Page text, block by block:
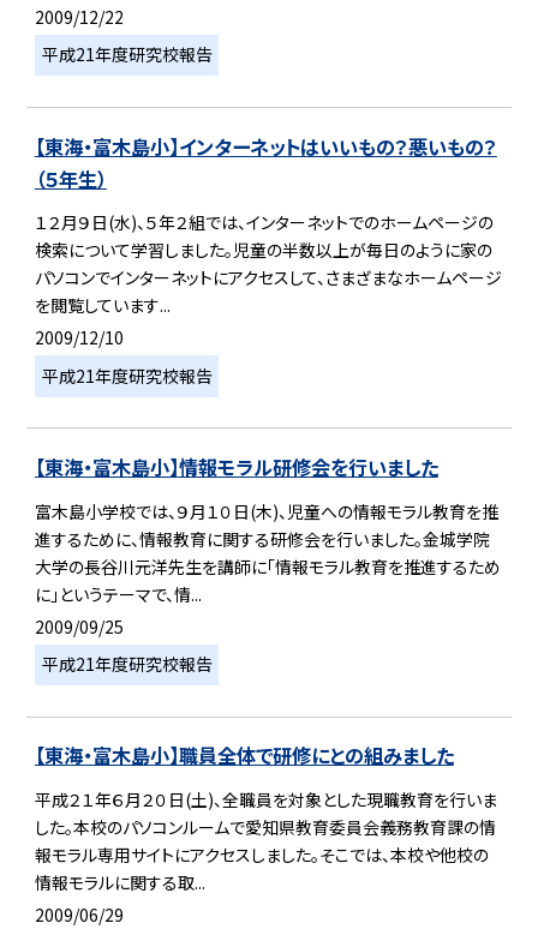
2009/12/22
平成21年度研究校報告
【東海・富木島小】インターネットはいいもの？悪いもの？
（５年生）
１２月９日(水)、５年２組では、インターネットでのホームページの
検索について学習しました。児童の半数以上が毎日のように家の
パソコンでインターネットにアクセスして、さまざまなホームページ
を閲覧しています...
2009/12/10
平成21年度研究校報告
【東海・富木島小】情報モラル研修会を行いました
富木島小学校では、９月１０日(木)、児童への情報モラル教育を推
進するために、情報教育に関する研修会を行いました。金城学院
大学の長谷川元洋先生を講師に「情報モラル教育を推進するため
に」というテーマで、情...
2009/09/25
平成21年度研究校報告
【東海・富木島小】職員全体で研修にとの組みました
平成２１年６月２０日(土)、全職員を対象とした現職教育を行いま
した。本校のパソコンルームで愛知県教育委員会義務教育課の情
報モラル専用サイトにアクセスしました。そこでは、本校や他校の
情報モラルに関する取...
2009/06/29